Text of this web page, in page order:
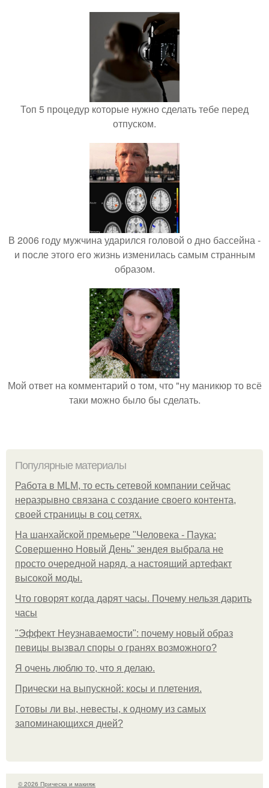
Топ 5 процедур которые нужно сделать тебе перед
отпуском.
В 2006 году мужчина ударился головой о дно бассейна -
и после этого его жизнь изменилась самым странным
образом.
Мой ответ на комментарий о том, что "ну маникюр то всё
таки можно было бы сделать.
Популярные материалы
Работа в MLM, то есть сетевой компании сейчас
неразрывно связана с создание своего контента,
своей страницы в соц сетях.
На шанхайской премьере "Человека - Паука:
Совершенно Новый День" зендея выбрала не
просто очередной наряд, а настоящий артефакт
высокой моды.
Что говорят когда дарят часы. Почему нельзя дарить
часы
"Эффект Неузнаваемости": почему новый образ
певицы вызвал споры о гранях возможного?
Я очень люблю то, что я делаю.
Прически на выпускной: косы и плетения.
Готовы ли вы, невесты, к одному из самых
запоминающихся дней?
© 2026 Прическа и макияж